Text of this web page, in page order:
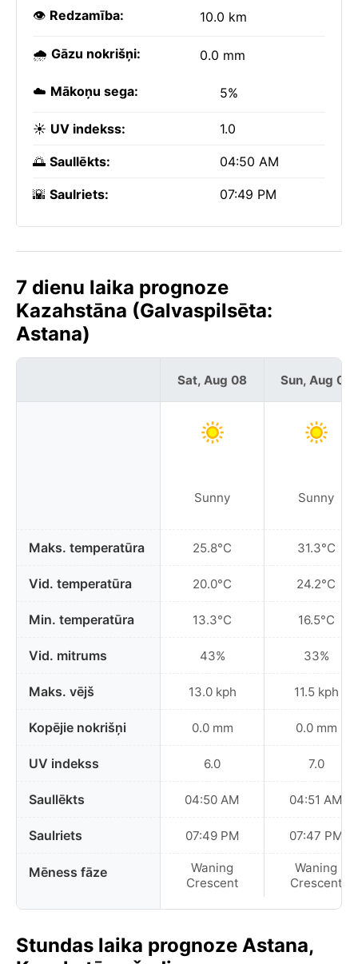
👁️ Redzamība: 10.0 km
🌧️ Gāzu nokrišņi: 0.0 mm
☁️ Mākoņu sega: 5%
☀️ UV indekss: 1.0
🌅 Saullēkts: 04:50 AM
🌇 Saulriets: 07:49 PM
7 dienu laika prognoze
Kazahstāna (Galvaspilsēta:
Astana)
Maks. temperatūra
Vid. temperatūra
Min. temperatūra
Vid. mitrums
Maks. vējš
Kopējie nokrišņi
UV indekss
Saullēkts
Saulriets
Mēness fāze
Sat, Aug 08
Sunny
25.8°C
20.0°C
13.3°C
43%
13.0 kph
0.0 mm
6.0
04:50 AM
07:49 PM
Waning
Crescent
Sun, Aug 09
Sunny
31.3°C
24.2°C
16.5°C
33%
11.5 kph
0.0 mm
7.0
04:51 AM
07:47 PM
Waning
Crescent
Stundas laika prognoze Astana,